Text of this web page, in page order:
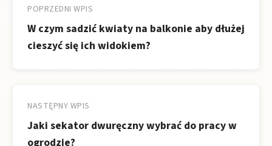
wpisu
POPRZEDNI WPIS
W czym sadzić kwiaty na balkonie aby dłużej
cieszyć się ich widokiem?
NASTĘPNY WPIS
Jaki sekator dwuręczny wybrać do pracy w
ogrodzie?